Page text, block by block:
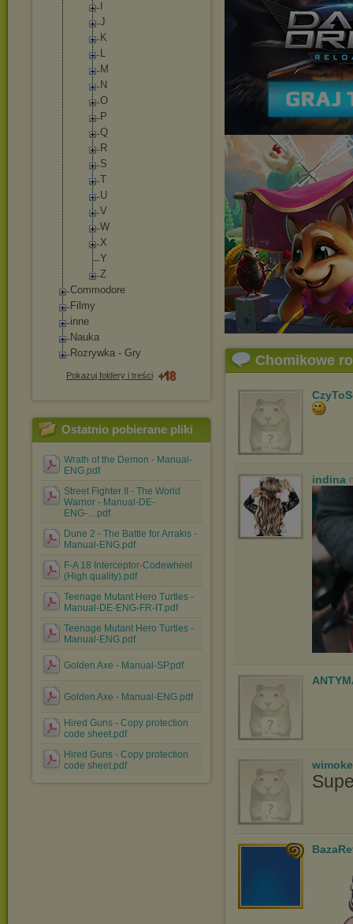
J
K
L
M
N
O
P
Q
R
S
T
U
V
W
X
Y
Z
Commodore
Filmy
inne
Nauka
Rozrywka - Gry
Pokazuj foldery i treści
Ostatnio pobierane pliki
Wrath of the Demon - Manual-
ENG.pdf
Street Fighter II - The World
Warrior - Manual-DE-
ENG-....pdf
Dune 2 - The Battle for Arrakis -
Manual-ENG.pdf
F-A 18 Interceptor-Codewheel
(High quality).pdf
Teenage Mutant Hero Turtles -
Manual-DE-ENG-FR-IT.pdf
Teenage Mutant Hero Turtles -
Manual-ENG.pdf
Golden Axe - Manual-SP.pdf
Golden Axe - Manual-ENG.pdf
Hired Guns - Copy protection
code sheet.pdf
Hired Guns - Copy protection
code sheet.pdf
Chomikowe
indina